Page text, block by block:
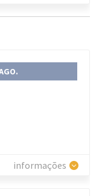
informações